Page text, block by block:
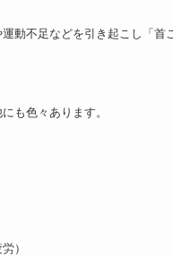
動不足などを引き起こし「
も色々あります。
）